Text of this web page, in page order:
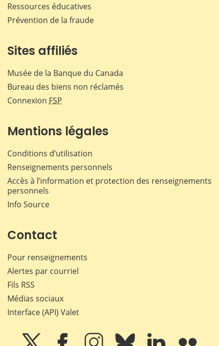
Ressources éducatives
Prévention de la fraude
Sites affiliés
Musée de la Banque du Canada
Bureau des biens non réclamés
Connexion FSP
Mentions légales
Conditions d’utilisation
Renseignements personnels
Accès à l’information et protection des renseignements
personnels
Info Source
Contact
Pour renseignements
Alertes par courriel
Fils RSS
Médias sociaux
Interface (API) Valet